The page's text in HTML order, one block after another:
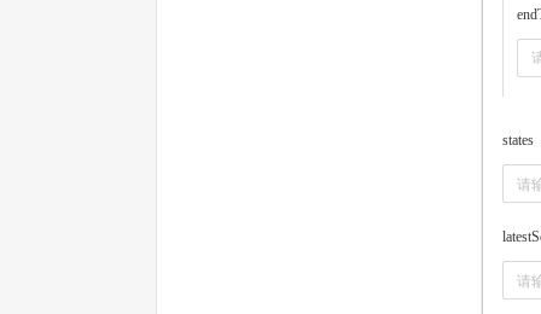
states